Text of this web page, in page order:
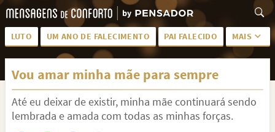
LUTO UM ANO DE FALECIMENTO PAI FALECIDO MAIS
LUTO PARA AMIGA PALAVRAS
PÊSAMES
PÊSAMES PARA AMIGA DESCANSE EM PAZ
Vou amar minha mãe para sempre
Até eu deixar de existir, minha mãe continuará sendo
lembrada e amada com todas as minhas forças.